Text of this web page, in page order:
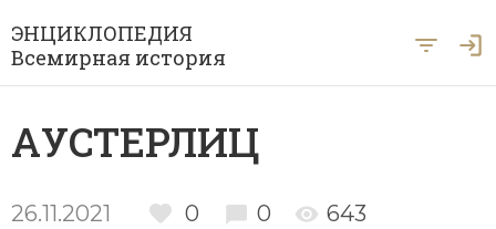
ЭНЦИКЛОПЕДИЯ
Всемирная история
Рубрики
Азия
АУСТЕРЛИЦ
26.11.2021 0 0
643